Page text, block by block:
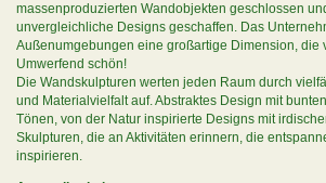
massenproduzierten Wandobjekten geschlossen
unvergleichliche Designs geschaffen. Das
Außenumgebungen eine großartige Dimension, die
Umwerfend schön!
Die Wandskulpturen werten jeden Raum durch
und Materialvielfalt auf. Abstraktes Design mit
Tönen, von der Natur inspirierte Designs mit
Skulpturen, die an Aktivitäten erinnern, die
inspirieren.